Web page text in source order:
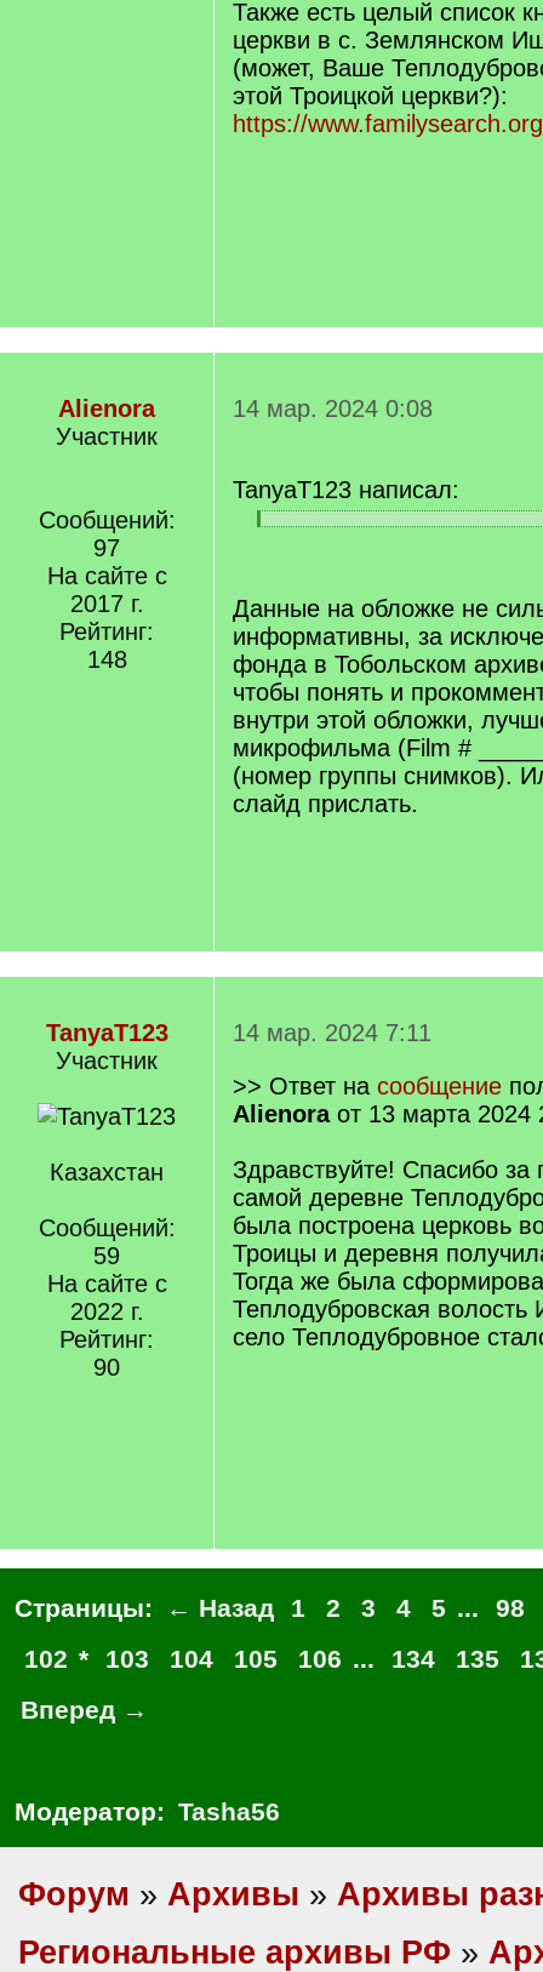
Также есть целый список
церкви в с. Землянском
(может, Ваше
этой Троицкой церкви?):
https://
Alienora
Участник
Сообщений:
97
На сайте с
2017 г.
Рейтинг:
148
14 мар. 2024 0:08
TanyaT123 написал:
[[
Данные на обложке не
информативны, за
фонда в Тобольском
чтобы понять и
внутри этой обложки,
микрофильма (Film #
(номер группы снимков).
слайд прислать.
TanyaT123
Участник
Казахстан
Сообщений:
59
На сайте с
2022 г.
Рейтинг:
90
14 мар. 2024 7:11
>> Ответ на сообщение
Alienoraот 13 марта 2024
Здравствуйте! Спасибо
самой деревне
была построена церковь
Троицы и деревня
Тогда же была
Теплодубровская волость
село Теплодубровное
Страницы: ← Назад 1 2 3 4 5 ...
98
102 * 103 104 105 106 ... 134 135
Вперед →
Модератор: Tasha56
Форум » Архивы » Архивы
Региональные архивы РФ »